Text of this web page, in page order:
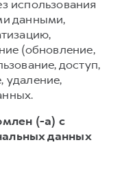
использования
данными,
(обновление,
доступ,
удаление,
(-а) с
данных